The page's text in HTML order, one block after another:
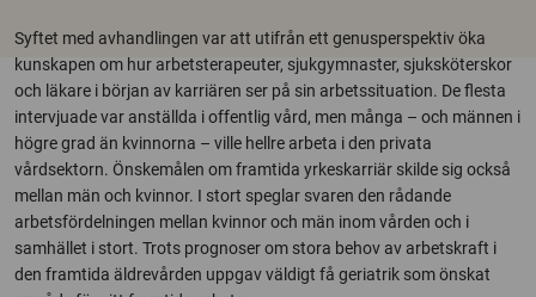
Syftet med avhandlingen var att utifrån ett genusperspektiv öka
kunskapen om hur arbetsterapeuter, sjukgymnaster, sjuksköterskor
och läkare i början av karriären ser på sin arbetssituation. De flesta
intervjuade var anställda i offentlig vård, men många – och männen i
högre grad än kvinnorna – ville hellre arbeta i den privata
vårdsektorn. Önskemålen om framtida yrkeskarriär skilde sig också
mellan män och kvinnor. I stort speglar svaren den rådande
arbetsfördelningen mellan kvinnor och män inom vården och i
samhället i stort. Trots prognoser om stora behov av arbetskraft i
den framtida äldrevården uppgav väldigt få geriatrik som önskat